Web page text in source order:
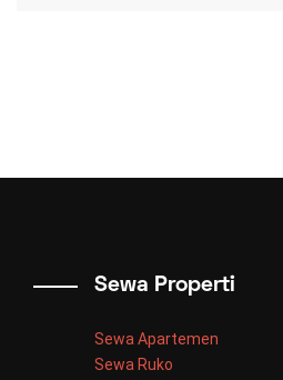
Sewa Properti
Sewa Apartemen
Sewa Ruko